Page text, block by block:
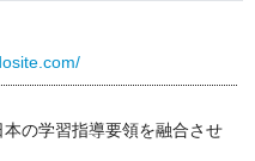
の学習指導要領を融合させ